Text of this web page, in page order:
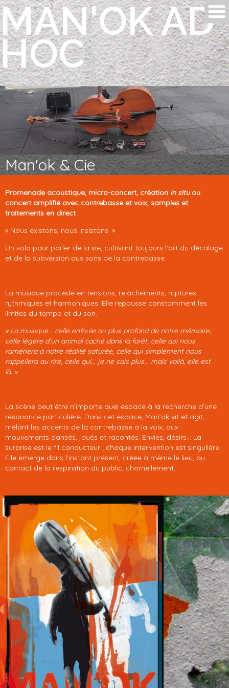
Aller au contenu principal
MAN'OK AD
HOC
Man'ok & Cie
Promenade acoustique, micro-concert, création in situ ou
concert amplifié avec contrebasse et voix, samples et
traitements en direct
« Nous existons, nous insistons. »
Un solo pour parler de la vie, cultivant toujours l’art du décalage
et de la subversion aux sons de la contrebasse.
La musique procède en tensions, relâchements, ruptures
rythmiques et harmoniques. Elle repousse constamment les
limites du tempo et du son.
« La musique... celle enfouie au plus profond de notre mémoire,
celle légère d’un animal caché dans la forêt, celle qui nous
ramènera à notre réalité saturée, celle qui simplement nous
rappellera au rire, celle qui... je ne sais plus... mais voilà, elle est
là. »
La scène peut être n’importe quel espace à la recherche d’une
résonance particulière. Dans cet espace, Man’ok vit et agit,
mêlant les accents de la contrebasse à la voix, aux
mouvements dansés, joués et racontés. Envies, désirs... La
surprise est le fil conducteur ; chaque intervention est singulière.
Elle émerge dans l’instant présent, créée à même le lieu, au
contact de la respiration du public, charnellement.